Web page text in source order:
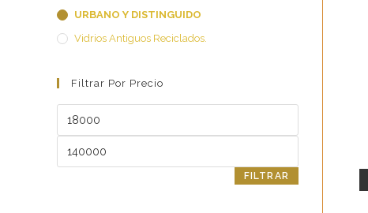
URBANO Y DISTINGUIDO
Vidrios Antiguos Reciclados.
Filtrar Por Precio
máximo
FILTRAR